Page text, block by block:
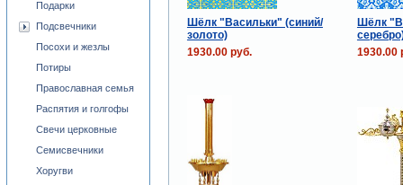
Шёлк "Васильки" (синий/
золото)
Шёлк
1930.00 руб.
1930.00
Подарки
Подсвечники
Посохи и жезлы
Потиры
Православная семья
Распятия и голгофы
Свечи церковные
Семисвечники
Хоругви